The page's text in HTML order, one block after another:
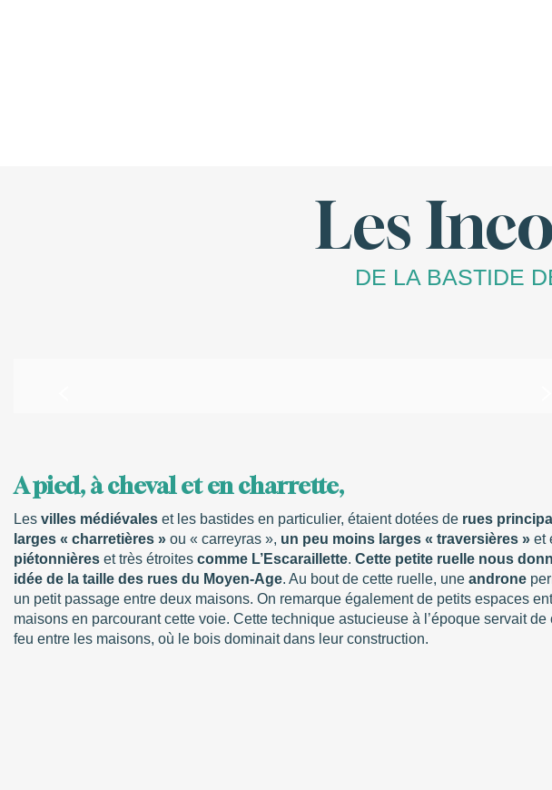
Les
DE LA BASTIDE
A pied, à cheval et en charrette,
Les villes médiévales et les bastides en particulier, étaient dotées de rues
larges « charretières » ou « carreyras », un peu moins larges « traversières » et
piétonnières et très étroites comme L’Escaraillette. Cette petite ruelle nous
idée de la taille des rues du Moyen-Age. Au bout de cette ruelle, une androne
un petit passage entre deux maisons. On remarque également de petits espaces
maisons en parcourant cette voie. Cette technique astucieuse à l’époque servait de
feu entre les maisons, où le bois dominait dans leur construction.